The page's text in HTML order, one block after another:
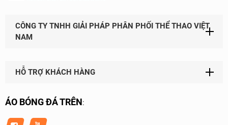
CÔNG TY TNHH GIẢI PHÁP PHÂN PHỐI THỂ THAO VIỆT
NAM
HỖ TRỢ KHÁCH HÀNG
ÁO BÓNG ĐÁ TRÊN: